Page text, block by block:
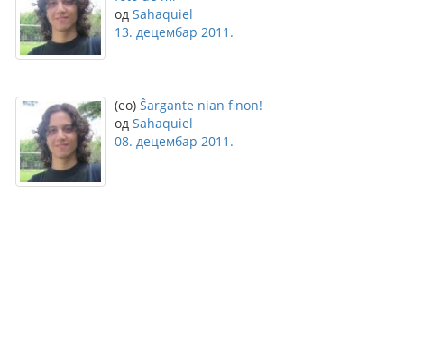
од Sahaquiel
13. децембар 2011.
(eo) Ŝargante nian finon!
од Sahaquiel
08. децембар 2011.